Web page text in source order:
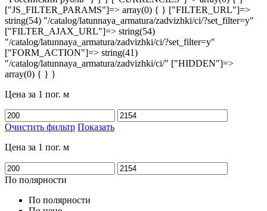
["JS_FILTER_PARAMS"]=> array(0) { } ["FILTER_URL"]=>
string(54) "/catalog/latunnaya_armatura/zadvizhki/ci/?set_filter=y"
["FILTER_AJAX_URL"]=> string(54)
"/catalog/latunnaya_armatura/zadvizhki/ci/?set_filter=y"
["FORM_ACTION"]=> string(41)
"/catalog/latunnaya_armatura/zadvizhki/ci/" ["HIDDEN"]=>
array(0) { } }
Цена за 1 пог. м
Очистить фильтр Показать
Цена за 1 пог. м
По полярности
По полярности